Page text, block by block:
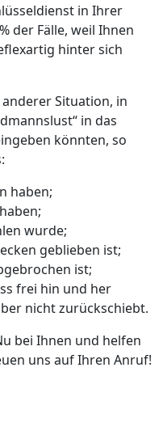
in Ihrer
der Fälle, weil Ihnen
hinter sich
Situation, in
in das
könnten, so
haben;
wurde;
geblieben ist;
ist;
frei hin und her
nicht zurückschiebt.
bei Ihnen und helfen
uns auf Ihren Anruf!